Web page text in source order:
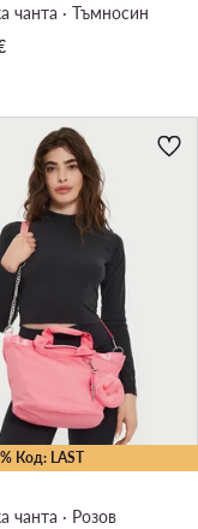
чанта · Тъмносин
Код: LAST
чанта · Розов